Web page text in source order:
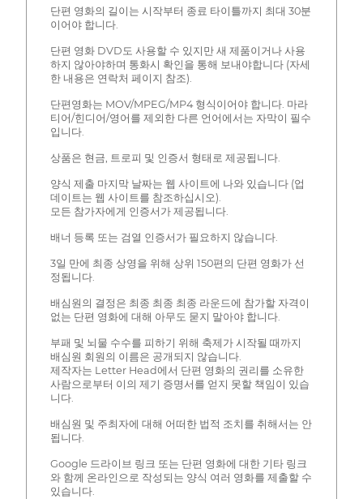
단편 영화의 길이는 시작부터 종료 타이틀까지 최대 30분
이어야 합니다.
단편 영화 DVD도 사용할 수 있지만 새 제품이거나 사용
하지 않아야하며 통화시 확인을 통해 보내야합니다 (자세
한 내용은 연락처 페이지 참조).
단편영화는 MOV/MPEG/MP4 형식이어야 합니다. 마라
티어/힌디어/영어를 제외한 다른 언어에서는 자막이 필수
입니다.
상품은 현금, 트로피 및 인증서 형태로 제공됩니다.
양식 제출 마지막 날짜는 웹 사이트에 나와 있습니다 (업
데이트는 웹 사이트를 참조하십시오).
모든 참가자에게 인증서가 제공됩니다.
배너 등록 또는 검열 인증서가 필요하지 않습니다.
3일 만에 최종 상영을 위해 상위 150편의 단편 영화가 선
정됩니다.
배심원의 결정은 최종 최종 최종 라운드에 참가할 자격이
없는 단편 영화에 대해 아무도 묻지 말아야 합니다.
부패 및 뇌물 수수를 피하기 위해 축제가 시작될 때까지
배심원 회원의 이름은 공개되지 않습니다.
제작자는 Letter Head에서 단편 영화의 권리를 소유한
사람으로부터 이의 제기 증명서를 얻지 못할 책임이 있습
니다.
배심원 및 주최자에 대해 어떠한 법적 조치를 취해서는 안
됩니다.
Google 드라이브 링크 또는 단편 영화에 대한 기타 링크
와 함께 온라인으로 작성되는 양식 여러 영화를 제출할 수
있습니다.